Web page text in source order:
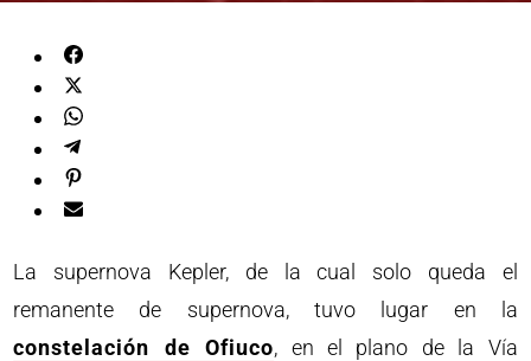
La supernova Kepler, de la cual solo queda el
remanente de supernova, tuvo lugar en la
constelación de Ofiuco, en el plano de la Vía